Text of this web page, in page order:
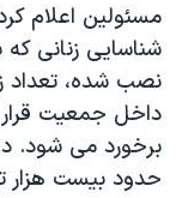
مسئولین اعلام
شناسایی زنانی
نصب شده،
داخل جمعیت
برخورد می شود.
حدود بیست هزار